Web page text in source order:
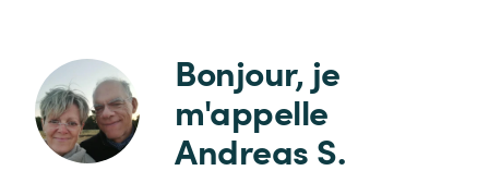
Bonjour, je
m'appelle
Andreas S.